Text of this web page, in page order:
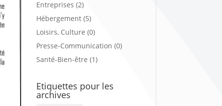
Entreprises (2)
Hébergement (5)
Loisirs, Culture (0)
Presse-Communication (0)
Santé-Bien-être (1)
Etiquettes pour les
archives